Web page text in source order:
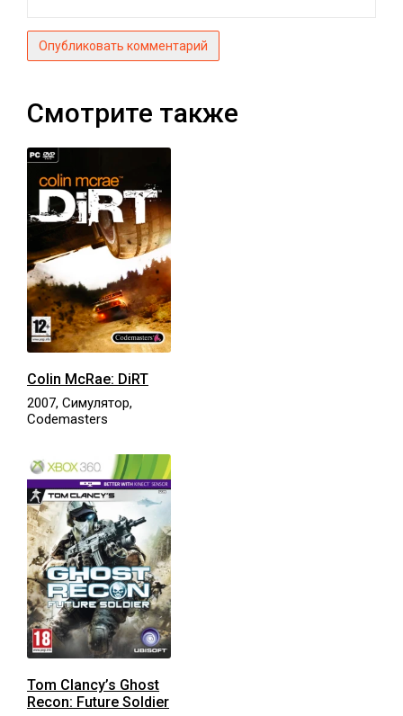
Опубликовать комментарий
Смотрите также
Colin McRae: DiRT
2007, Симулятор,
Codemasters
Tom Clancy’s Ghost
Recon: Future Soldier